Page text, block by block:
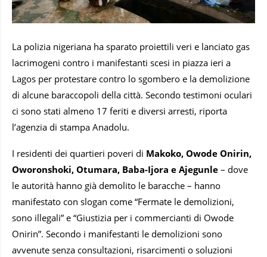
La polizia nigeriana ha sparato proiettili veri e lanciato gas
lacrimogeni contro i manifestanti scesi in piazza ieri a
Lagos per protestare contro lo sgombero e la demolizione
di alcune baraccopoli della città. Secondo testimoni oculari
ci sono stati almeno 17 feriti e diversi arresti, riporta
l’agenzia di stampa Anadolu.
I residenti dei quartieri poveri di Makoko, Owode Onirin,
Oworonshoki, Otumara, Baba-Ijora e Ajegunle – dove
le autorità hanno già demolito le baracche – hanno
manifestato con slogan come “Fermate le demolizioni,
sono illegali” e “Giustizia per i commercianti di Owode
Onirin”. Secondo i manifestanti le demolizioni sono
avvenute senza consultazioni, risarcimenti o soluzioni